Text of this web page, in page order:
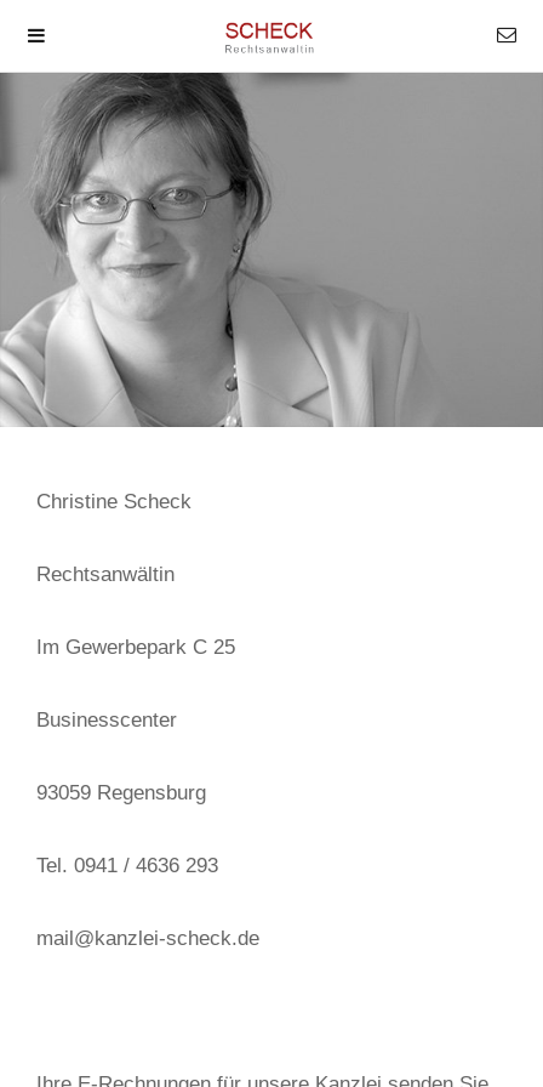
Christine Scheck
Rechtsanwältin
Im Gewerbepark C 25
Businesscenter
93059 Regensburg
Tel. 0941 / 4636 293
mail@kanzlei-scheck.de